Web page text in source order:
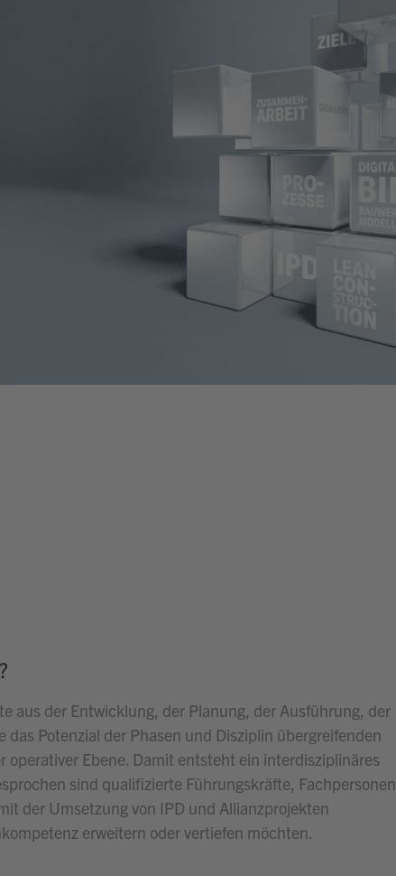
aus der Entwicklung, der Planung, der Ausführung, der
Potenzial der Phasen und Disziplin übergreifenden
Ebene. Damit entsteht ein interdisziplinäres
sind qualifizierte Führungskräfte, Fachpersonen,
der Umsetzung von IPD und Allianzprojekten
erweitern oder vertiefen möchten.